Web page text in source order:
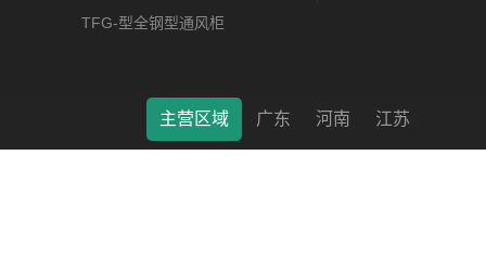
TFG-型全钢型通风柜
莱特（南通）科学仪器有限公司 © 2022 版权所有 备案号
主营区域 广东 河南 江苏